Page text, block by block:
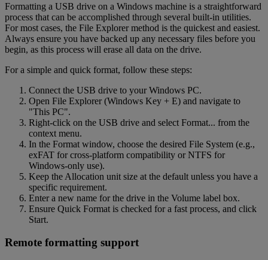
Formatting a USB drive on a Windows machine is a straightforward
process that can be accomplished through several built-in utilities.
For most cases, the File Explorer method is the quickest and easiest.
Always ensure you have backed up any necessary files before you
begin, as this process will erase all data on the drive.
For a simple and quick format, follow these steps:
Connect the USB drive to your Windows PC.
Open File Explorer (Windows Key + E) and navigate to
"This PC".
Right-click on the USB drive and select Format... from the
context menu.
In the Format window, choose the desired File System (e.g.,
exFAT for cross-platform compatibility or NTFS for
Windows-only use).
Keep the Allocation unit size at the default unless you have a
specific requirement.
Enter a new name for the drive in the Volume label box.
Ensure Quick Format is checked for a fast process, and click
Start.
Remote formatting support